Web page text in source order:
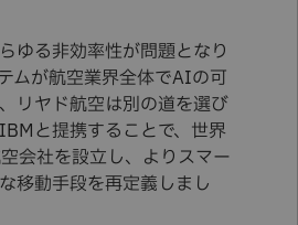
ゆる非効率性が問題となり
ムが航空業界全体でAIの可
リヤド航空は別の道を選び
と提携することで、世界
会社を設立し、よりスマー
移動手段を再定義しまし